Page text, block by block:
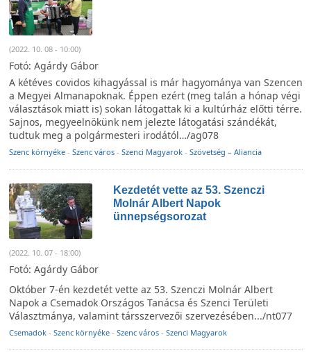
(2022. 10. 08 - 10:00)
Fotó: Agárdy Gábor
A kétéves covidos kihagyással is már hagyománya van Szencen
a Megyei Almanapoknak. Éppen ezért (meg talán a hónap végi
választások miatt is) sokan látogattak ki a kultúrház előtti térre.
Sajnos, megyeelnökünk nem jelezte látogatási szándékát,
tudtuk meg a polgármesteri irodától…/ag078
Szenc környéke - Szenc város - Szenci Magyarok - Szövetség – Aliancia
Kezdetét vette az 53. Szenczi
Molnár Albert Napok
ünnepségsorozat
(2022. 10. 07 - 18:00)
Fotó: Agárdy Gábor
Október 7-én kezdetét vette az 53. Szenczi Molnár Albert
Napok a Csemadok Országos Tanácsa és Szenci Területi
Választmánya, valamint társszervezői szervezésében.../nt077
Csemadok - Szenc környéke - Szenc város - Szenci Magyarok